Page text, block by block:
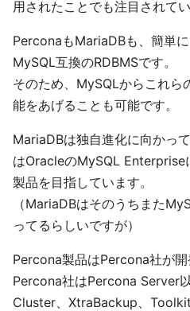
用されたことでも注目されてい
PerconaもMariaDBも、簡単
MySQL互換のRDBMSです。
そのため、MySQLからこれら
能をあげることも可能です。
MariaDBは独自進化に向かっ
はOracleのMySQL Enterprise
製品を目指しています。
（MariaDBはそのうちまた
ってるらしいですが）
Percona製品はPercona社が開
Percona社はPercona Server
Cluster、XtraBackup、